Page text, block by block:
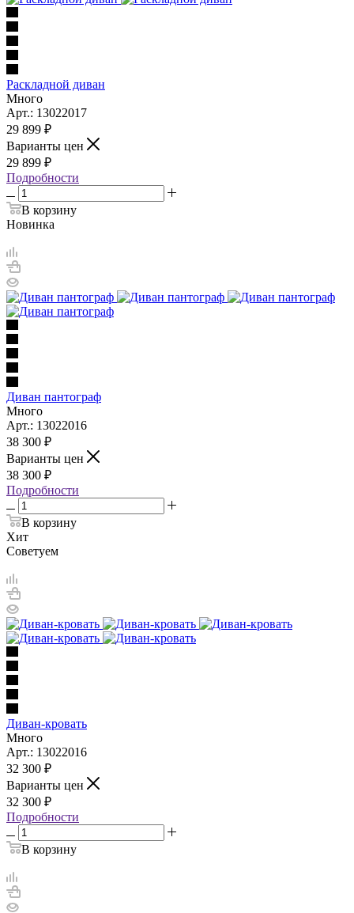
Раскладной диван
Много
Арт.: 13022017
29 899 ₽
Варианты цен
29 899 ₽
Подробности
В корзину
Новинка
Диван пантограф
Много
Арт.: 13022016
38 300 ₽
Варианты цен
38 300 ₽
Подробности
В корзину
Хит
Советуем
Диван-кровать
Много
Арт.: 13022016
32 300 ₽
Варианты цен
32 300 ₽
Подробности
В корзину